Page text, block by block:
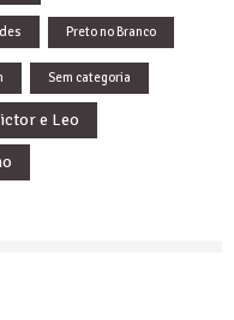
Preto no Branco
Sem categoria
e Leo